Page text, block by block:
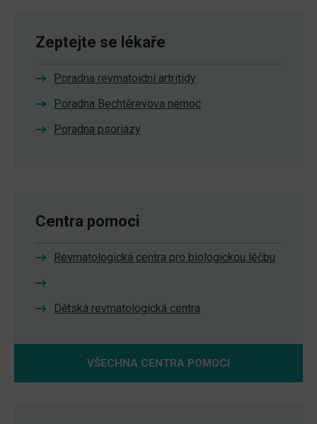
Zeptejte se lékaře
Poradna revmatoidní artritidy
Poradna Bechtěrevova nemoc
Poradna psoriázy
Centra pomoci
Revmatologická centra pro biologickou léčbu
Dětská revmatologická centra
VŠECHNA CENTRA POMOCI